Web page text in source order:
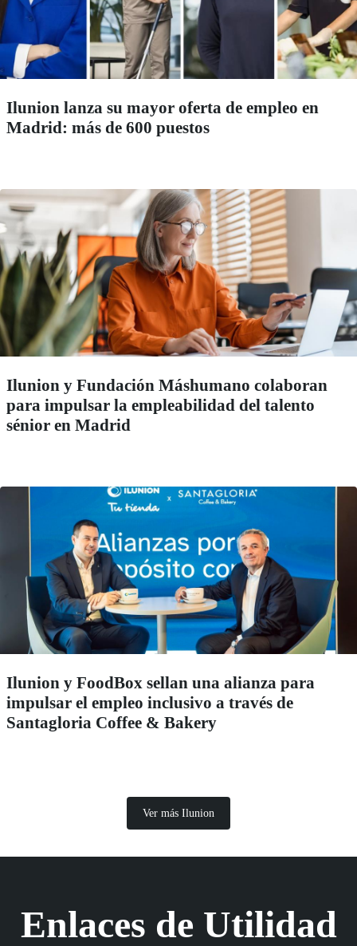
Ilunion lanza su mayor oferta de empleo en
Madrid: más de 600 puestos
Ilunion y Fundación Máshumano colaboran
para impulsar la empleabilidad del talento
sénior en Madrid
Ilunion y FoodBox sellan una alianza para
impulsar el empleo inclusivo a través de
Santagloria Coffee & Bakery
Ver más Ilunion
Enlaces de Utilidad